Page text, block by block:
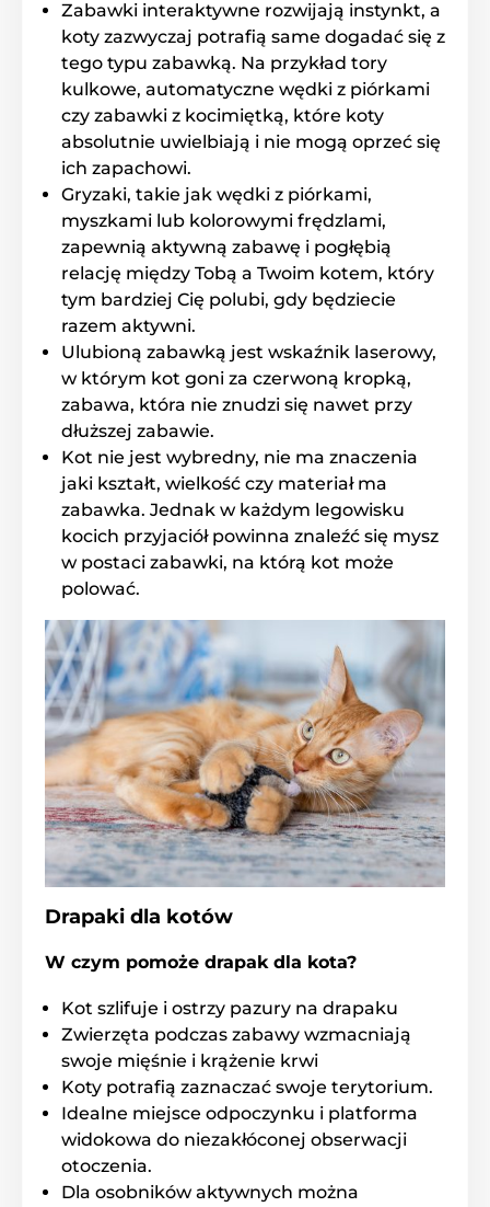
Zabawki interaktywne rozwijają instynkt, a
koty zazwyczaj potrafią same dogadać się z
tego typu zabawką. Na przykład tory
kulkowe, automatyczne wędki z piórkami
czy zabawki z kocimiętką, które koty
absolutnie uwielbiają i nie mogą oprzeć się
ich zapachowi.
Gryzaki, takie jak wędki z piórkami,
myszkami lub kolorowymi frędzlami,
zapewnią aktywną zabawę i pogłębią
relację między Tobą a Twoim kotem, który
tym bardziej Cię polubi, gdy będziecie
razem aktywni.
Ulubioną zabawką jest wskaźnik laserowy,
w którym kot goni za czerwoną kropką,
zabawa, która nie znudzi się nawet przy
dłuższej zabawie.
Kot nie jest wybredny, nie ma znaczenia
jaki kształt, wielkość czy materiał ma
zabawka. Jednak w każdym legowisku
kocich przyjaciół powinna znaleźć się mysz
w postaci zabawki, na którą kot może
polować.
Drapaki dla kotów
W czym pomoże drapak dla kota?
Kot szlifuje i ostrzy pazury na drapaku
Zwierzęta podczas zabawy wzmacniają
swoje mięśnie i krążenie krwi
Koty potrafią zaznaczać swoje terytorium.
Idealne miejsce odpoczynku i platforma
widokowa do niezakłóconej obserwacji
otoczenia.
Dla osobników aktywnych można